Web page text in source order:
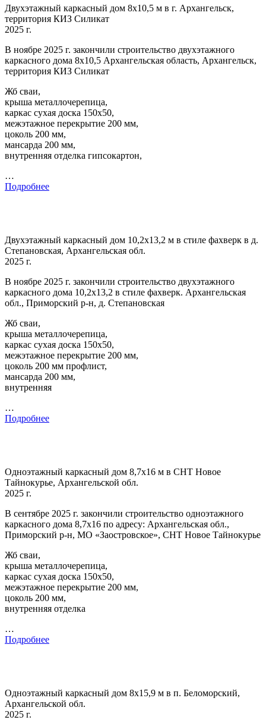
Двухэтажный каркасный дом 8х10,5 м в г. Архангельск,
территория КИЗ Силикат
2025 г.
В ноябре 2025 г. закончили строительство двухэтажного
каркасного дома 8х10,5 Архангельская область, Архангельск,
территория КИЗ Силикат
Жб сваи,
крыша металлочерепица,
каркас сухая доска 150х50,
межэтажное перекрытие 200 мм,
цоколь 200 мм,
мансарда 200 мм,
внутренняя отделка гипсокартон,
…
Подробнее
Двухэтажный каркасный дом 10,2х13,2 м в стиле фахверк в д.
Степановская, Архангельская обл.
2025 г.
В ноябре 2025 г. закончили строительство двухэтажного
каркасного дома 10,2х13,2 в стиле фахверк. Архангельская
обл., Приморский р-н, д. Степановская
Жб сваи,
крыша металлочерепица,
каркас сухая доска 150х50,
межэтажное перекрытие 200 мм,
цоколь 200 мм профлист,
мансарда 200 мм,
внутренняя
…
Подробнее
Одноэтажный каркасный дом 8,7х16 м в СНТ Новое
Тайнокурье, Архангельской обл.
2025 г.
В сентябре 2025 г. закончили строительство одноэтажного
каркасного дома 8,7х16 по адресу: Архангельская обл.,
Приморский р-н, МО «Заостровское», СНТ Новое Тайнокурье
Жб сваи,
крыша металлочерепица,
каркас сухая доска 150х50,
межэтажное перекрытие 200 мм,
цоколь 200 мм,
внутренняя отделка
…
Подробнее
Одноэтажный каркасный дом 8х15,9 м в п. Беломорский,
Архангельской обл.
2025 г.